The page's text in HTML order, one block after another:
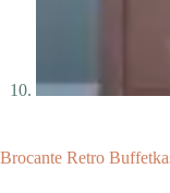
Brocante Retro